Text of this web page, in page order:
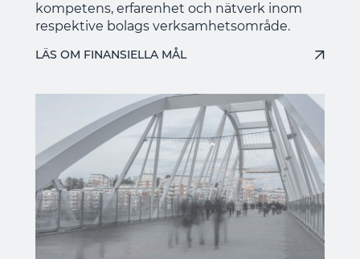
kompetens, erfarenhet och nätverk inom
respektive bolags verksamhetsområde.
LÄS OM FINANSIELLA MÅL